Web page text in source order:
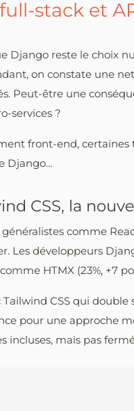
stack et
Django reste le choix
on constate une
Peut-être une
services ?
front-end,
Django…
CSS, la
comme
Les développeurs
HTMX (23%, +7
Tailwind CSS qui
pour une approche
incluses, mais pas